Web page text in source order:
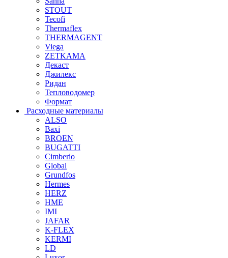
STOUT
Tecofi
Thermaflex
THERMAGENT
Viega
ZETKAMA
Декаст
Джилекс
Ридан
Тепловодомер
Формат
Расходные материалы
ALSO
Baxi
BROEN
BUGATTI
Cimberio
Global
Grundfos
Hermes
HERZ
HME
IMI
JAFAR
K-FLEX
KERMI
LD